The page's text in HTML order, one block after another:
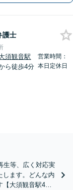
護士
須観音駅
ら徒歩4分
営業時間：
本日定休日
生等、広く対応実
します。どんな内
【大須観音駅4